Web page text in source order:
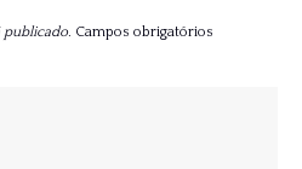
publicado. Campos obrigatórios